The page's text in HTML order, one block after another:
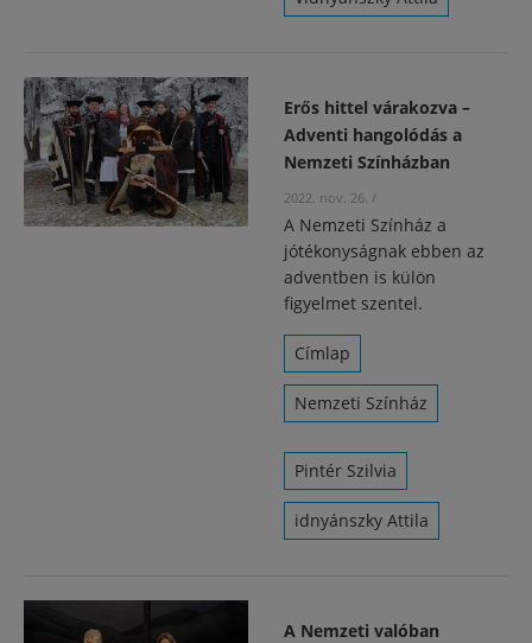
Erős hittel várakozva –
Adventi hangolódás a
Nemzeti Színházban
2022. nov. 26. /
A Nemzeti Színház a
jótékonyságnak ebben az
adventben is külön
figyelmet szentel.
Címlap
Nemzeti Színház
Pintér Szilvia
idnyánszky Attila
A Nemzeti valóban